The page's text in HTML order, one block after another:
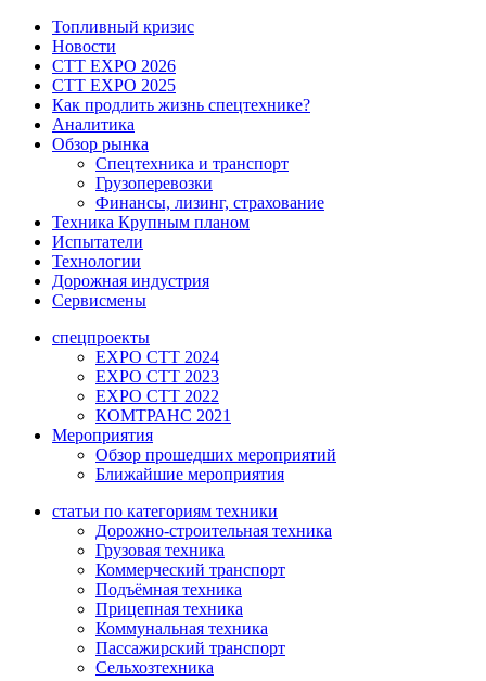
Топливный кризис
Новости
CTT EXPO 2026
CTT EXPO 2025
Как продлить жизнь спецтехнике?
Аналитика
Обзор рынка
Спецтехника и транспорт
Грузоперевозки
Финансы, лизинг, страхование
Техника Крупным планом
Испытатели
Технологии
Дорожная индустрия
Сервисмены
спецпроекты
EXPO CTT 2024
EXPO CTT 2023
EXPO CTT 2022
КОМТРАНС 2021
Мероприятия
Обзор прошедших мероприятий
Ближайшие мероприятия
статьи по категориям техники
Дорожно-строительная техника
Грузовая техника
Коммерческий транспорт
Подъёмная техника
Прицепная техника
Коммунальная техника
Пассажирский транспорт
Сельхозтехника